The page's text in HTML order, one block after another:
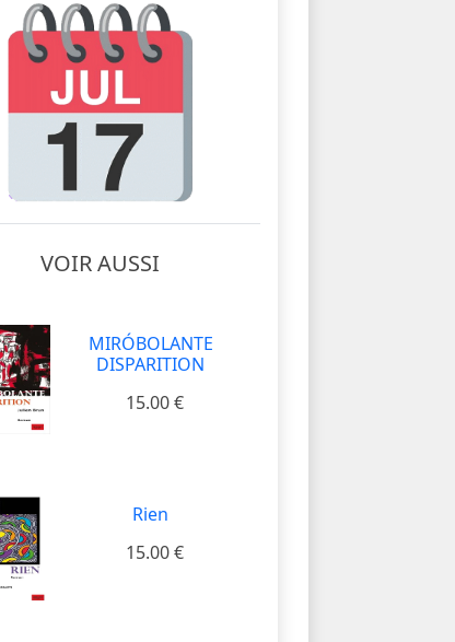
VOIR AUSSI
MIRÓBOLANTE
DISPARITION
15.00 €
Rien
15.00 €